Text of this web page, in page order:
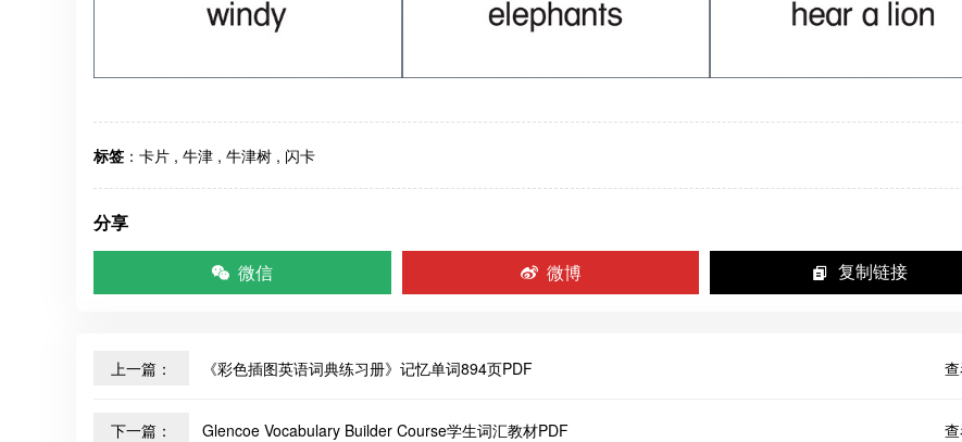
标签 ： 卡片 , 牛津 , 牛津树 , 闪卡
分享
微信
微博 复制链接
上一篇： 《彩色插图英语词典练习册》记忆单词894页PDF
下一篇： Glencoe Vocabulary Builder Course学生词汇教材PDF